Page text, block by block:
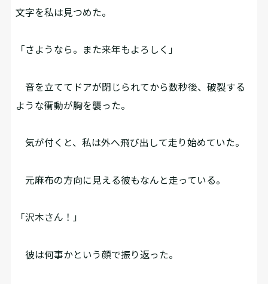
文字を私は見つめた。
「さようなら。また来年もよろしく」
音を立ててドアが閉じられてから数秒後、破裂する
ような衝動が胸を襲った。
気が付くと、私は外へ飛び出して走り始めていた。
元麻布の方向に見える彼もなんと走っている。
「沢木さん！」
彼は何事かという顔で振り返った。